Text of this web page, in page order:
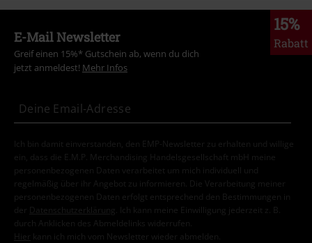
15%
Rabatt
E-Mail Newsletter
Greif einen 15%* Gutschein ab, wenn du dich
jetzt anmeldest! Mehr Infos
Ich bin damit einverstanden, den EMP-Newsletter zu erhalten und willige
ein, dass die E.M.P. Merchandising Handelsgesellschaft mbH meine
personenbezogenen Daten verarbeitet um mich individuell und
regelmäßig über ihr Angebot zu informieren. Die Verarbeitung meiner
personenbezogenen Daten erfolgt entsprechend den Bestimmungen in
der
Datenschutzerklärung
. Ich kann meine Einwilligung jederzeit z. B.
durch Anklicken des Abmeldelinks widerrufen.
Hier kann ich mich vom Newsletter wieder abmelden.